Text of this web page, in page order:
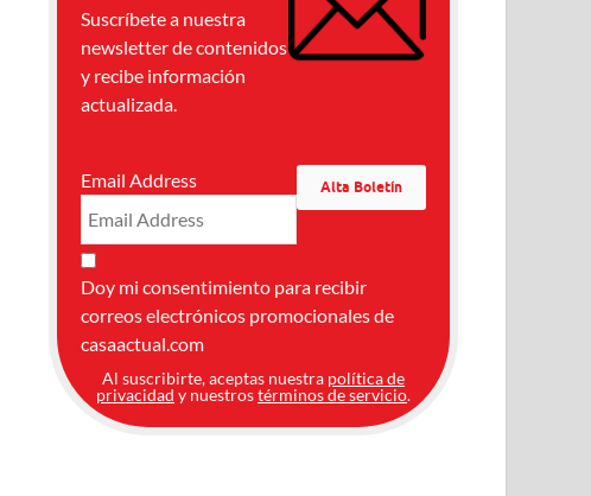
Suscríbete a nuestra
newsletter de contenidos
y recibe información
actualizada.
Email Address
Doy mi consentimiento para recibir
correos electrónicos promocionales de
casaactual.com
Al suscribirte, aceptas nuestra política de
privacidad y nuestrostérminos de servicio.